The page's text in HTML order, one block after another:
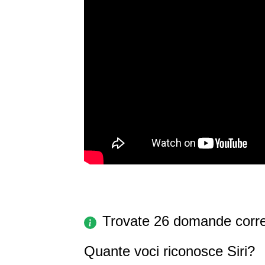
Trovate 26 domande
Quante voci riconosce Siri?